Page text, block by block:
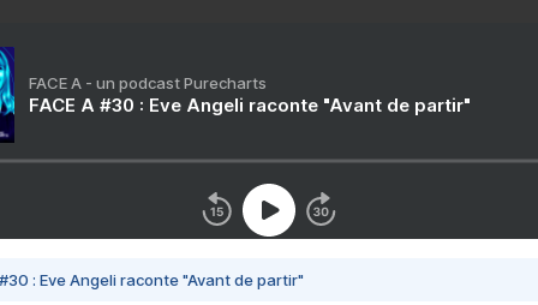
FACE A - un podcast Purecharts
FACE A #30 : Eve Angeli raconte "Avant de partir"
#30 : Eve Angeli raconte "Avant de partir"